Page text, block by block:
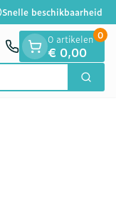
Snelle beschikbaarheid
Zoek
0 artikelen
€ 0,00
0